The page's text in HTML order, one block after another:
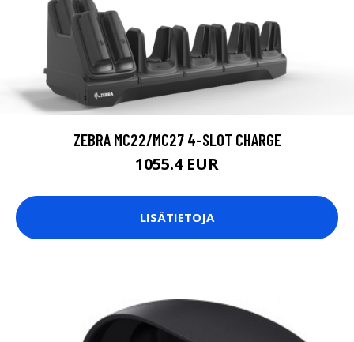
ZEBRA MC22/MC27 4-SLOT CHARGE
1055.4 EUR
LISÄTIETOJA